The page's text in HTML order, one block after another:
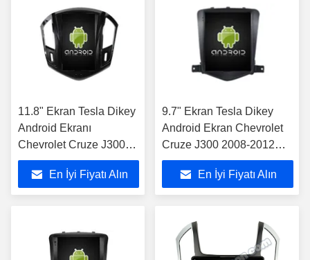
11.8" Ekran Tesla Dikey
Android Ekranı
Chevrolet Cruze J300
J308 2012 -2015 Araba
Multimedia Stereo GPS
Carplay Player
En İyi Fiyatı Alın
9.7" Ekran Tesla Dikey
Android Ekran Chevrolet
Cruze J300 2008-2012
Araba Multimedya Stereo
GPS Carplay Oynatıcı
En İyi Fiyatı Alın